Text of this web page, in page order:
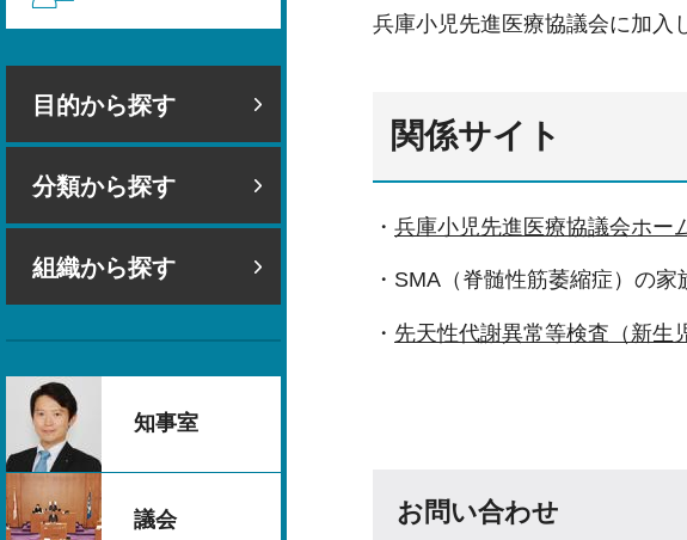
目的から探す
分類から探す
組織から探す
知事室
議会
兵庫小児先進医療協議会に加入
関係サイト
・ 兵庫小児先進医療協議会ホー
・SMA（脊髄性筋萎縮症）の家
・ 先天性代謝異常等検査（新生
お問い合わせ